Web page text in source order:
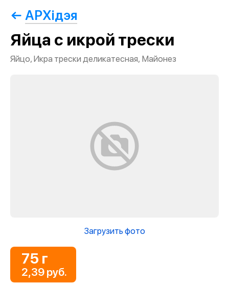
АРХiдэя
Яйца с икрой трески
Яйцо, Икра трески деликатесная, Майонез
Загрузить фото
75 г
2,39 руб.